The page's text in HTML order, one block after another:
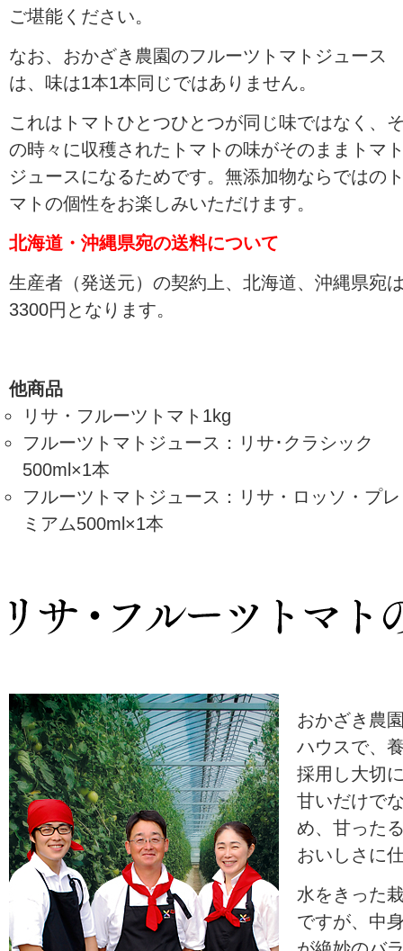
ご堪能ください。
なお、おかざき農園のフルーツトマトジュース
は、味は1本1本同じではありません。
これはトマトひとつひとつが同じ味ではなく、
の時々に収穫されたトマトの味がそのままトマ
ジュースになるためです。無添加物ならではの
マトの個性をお楽しみいただけます。
北海道・沖縄県宛の送料について
生産者（発送元）の契約上、北海道、沖縄県宛
3300円となります。
他商品
リサ・フルーツトマト1kg
フルーツトマトジュース：リサ･クラシック
500ml×1本
フルーツトマトジュース：リサ・ロッソ・プレ
ミアム500ml×1本
おかざき農
ハウスで、
採用し大切
甘いだけで
め、甘った
おいしさに
水をきった
ですが、中